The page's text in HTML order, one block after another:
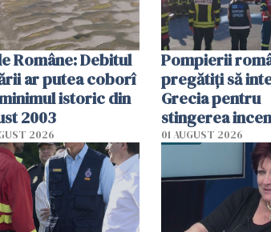
Române: Debitul
ar putea coborî
istoric din
2003
2026
Pompierii
pregătiţi să
Grecia pentru
stingerea
01 AUGUST 2026